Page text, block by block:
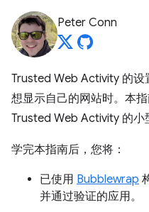
Peter Conn
Trusted Web Activity 的设
想显示自己的网站时。本
Trusted Web Activity 的小
学完本指南后，您将：
已使用 Bubblewrap
并通过验证的应用。